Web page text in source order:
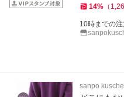
14% （
10時までの
sanpo kuschel